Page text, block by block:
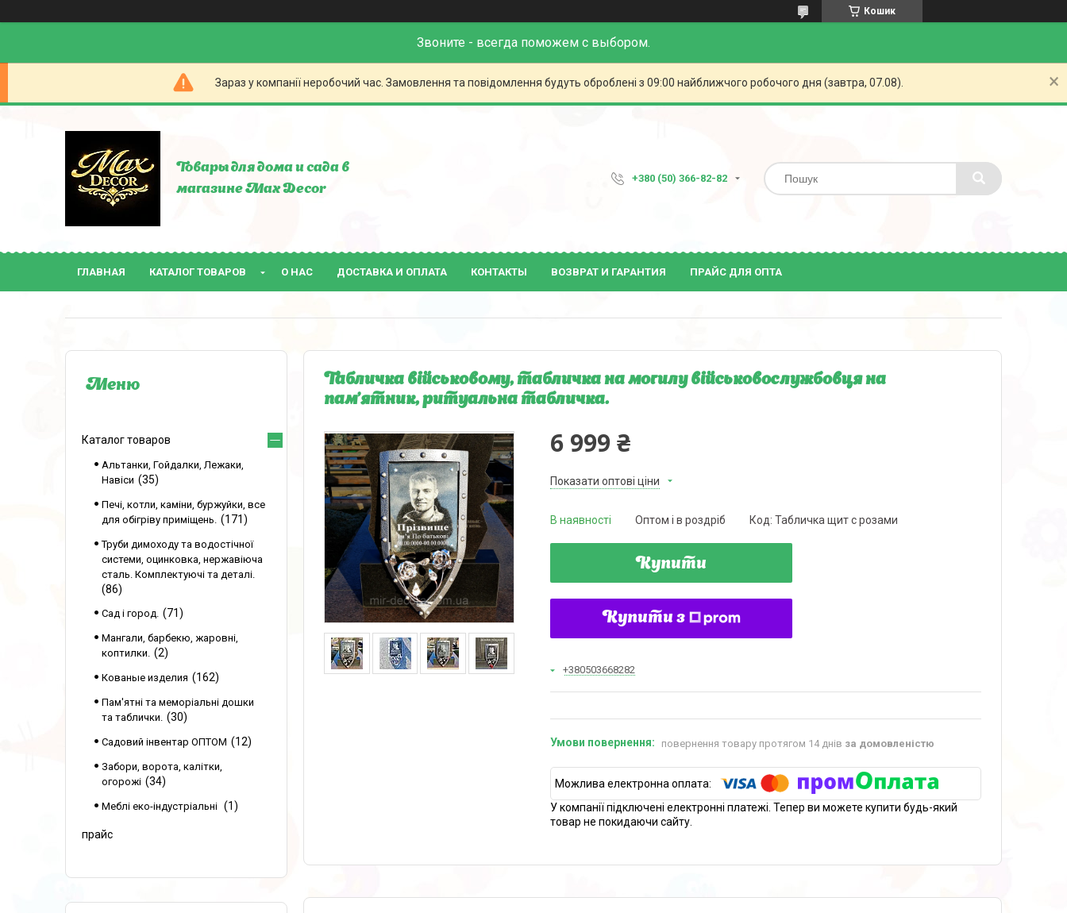
Кошик
Звоните - всегда поможем с выбором.
Зараз у компанії неробочий час. Замовлення та повідомлення будуть оброблені з 09:00 найближчого робочого дня (завтра, 07.08).
Товары для дома и сада в
магазине Max Decor
+380 (50) 366-82-82
ГЛАВНАЯ КАТАЛОГ ТОВАРОВ О НАС ДОСТАВКА И ОПЛАТА КОНТАКТЫ ВОЗВРАТ И ГАРАНТИЯ ПРАЙС ДЛЯ ОПТА
Табличка військовому, табличка на могилу військовослужбовця на
пам'ятник, ритуальна табличка.
6 999 ₴
Показати оптові ціни
В наявності Оптом і в роздріб Код: Табличка щит с розами
Купити
Купити з
+380503668282
повернення товару протягом 14 днів за домовленістю
У компанії підключені електронні платежі. Тепер ви можете купити будь-який
товар не покидаючи сайту.
Каталог товаров
Альтанки, Гойдалки, Лежаки,
Навіси
35
Печі, котли, каміни, буржуйки, все
для обігріву приміщень.
171
Труби димоходу та водостічної
системи, оцинковка, нержавіюча
сталь. Комплектуючі та деталі.
86
Сад і город. 71
Мангали, барбекю, жаровні,
коптилки.
2
Кованые изделия 162
Пам'ятні та меморіальні дошки
та таблички.
30
Садовий інвентар ОПТОМ 12
Забори, ворота, калітки,
огорожі
34
Меблі еко-індустріальні 1
прайс